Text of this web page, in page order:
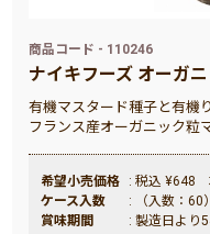
商品コード - 110246
ナイキフーズ オーガ
有機マスタード種子と有機
フランス産オーガニック粒
希望小売価格
: 税込 ¥648
ケース入数
: （入数：60）
賞味期間
: 製造日より